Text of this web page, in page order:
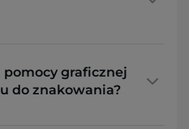
pomocy graficznej
do znakowania?